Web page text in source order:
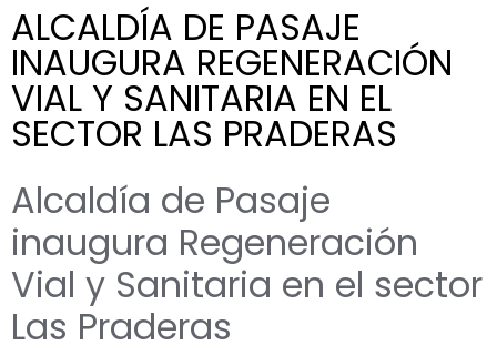
ALCALDÍA DE PASAJE
INAUGURA REGENERACIÓN
VIAL Y SANITARIA EN EL
SECTOR LAS PRADERAS
Alcaldía de Pasaje
inaugura Regeneración
Vial y Sanitaria en el sector
Las Praderas